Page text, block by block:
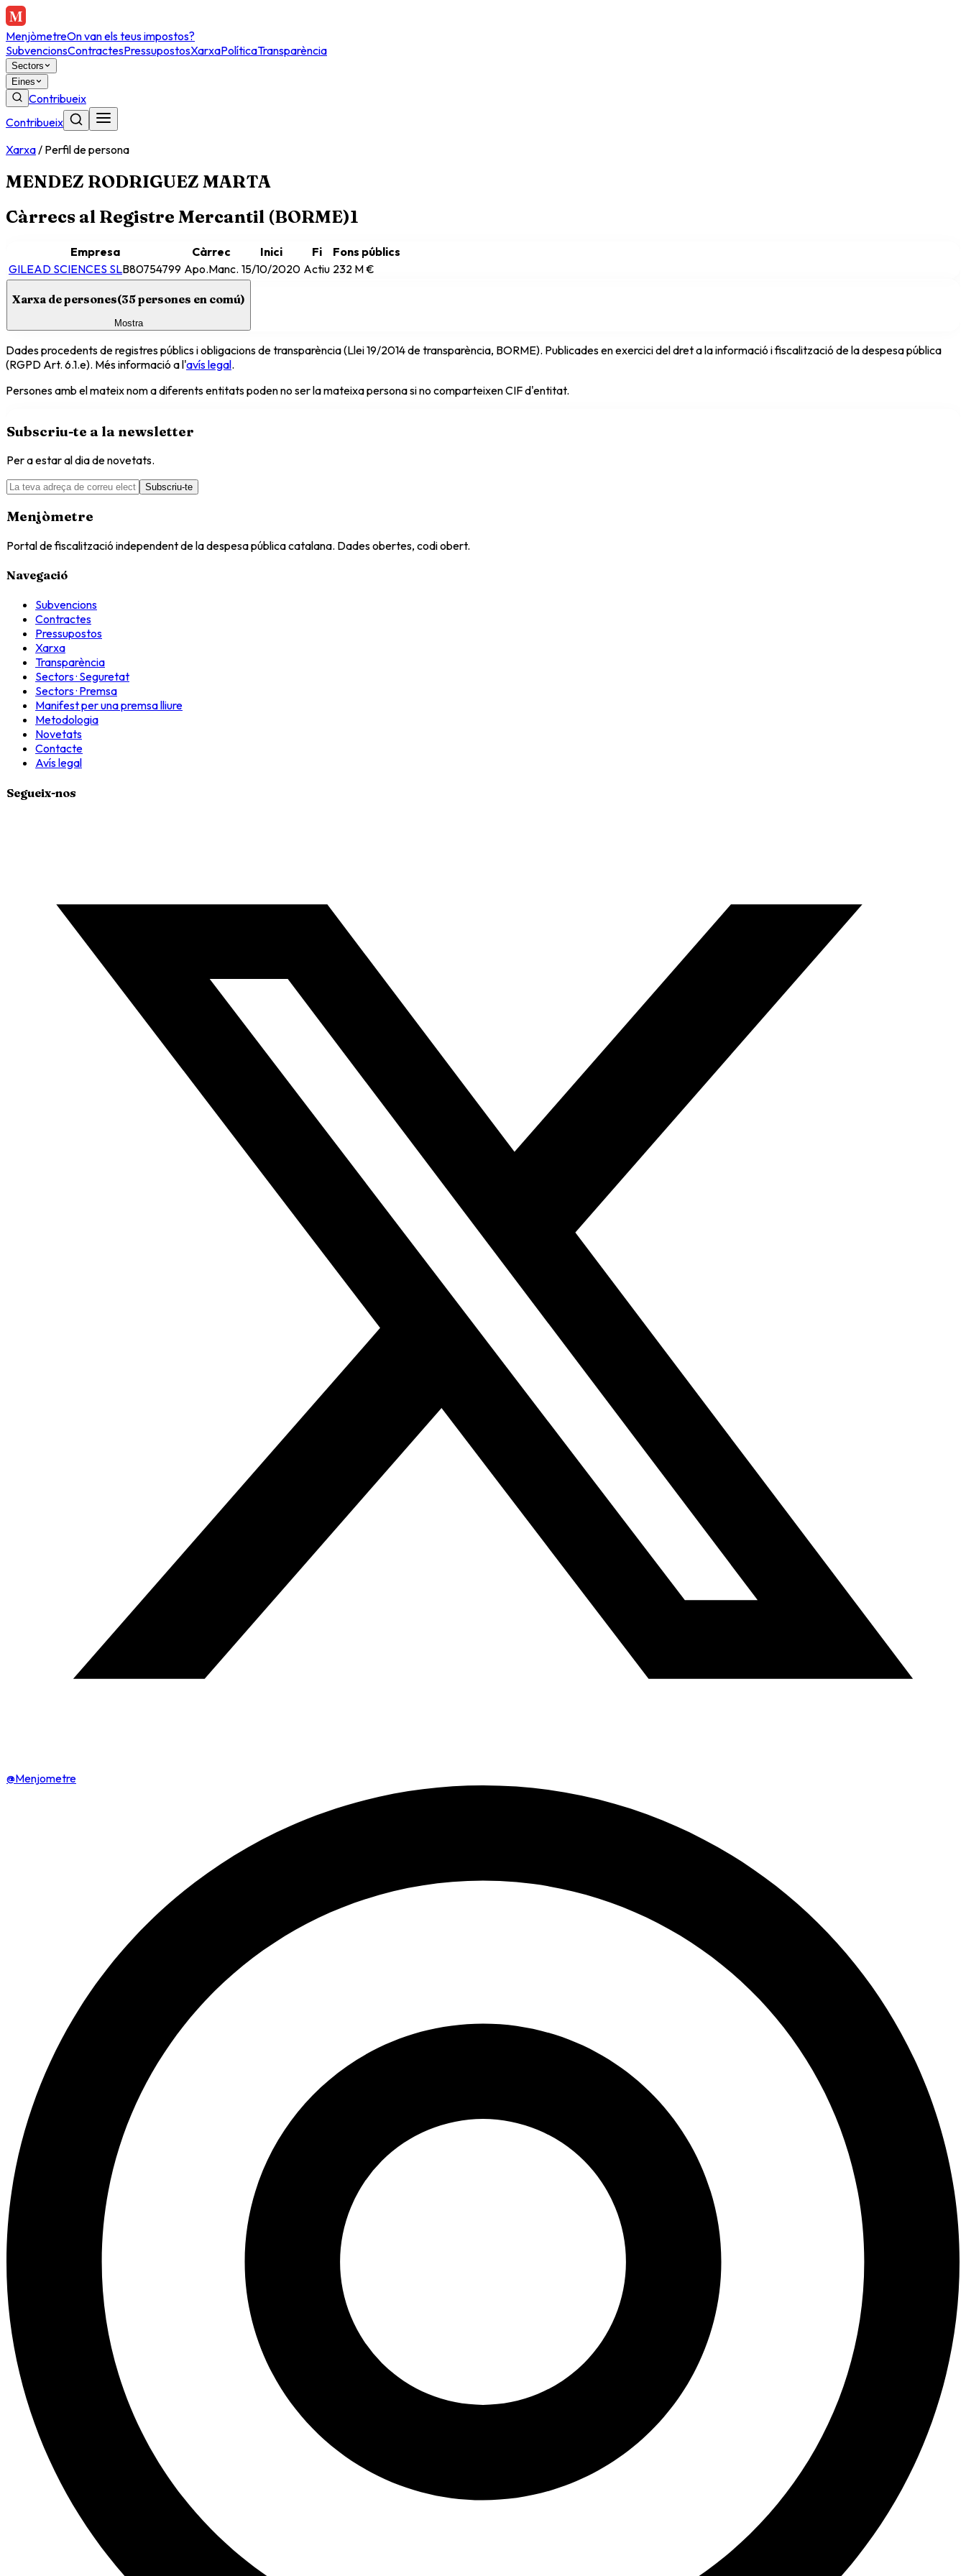
MenjòmetreOn van els teus impostos?
SubvencionsContractesPressupostosXarxaPolíticaTransparència
Sectors
Eines
Contribueix
Contribueix
Xarxa/ Perfil de persona
MENDEZ RODRIGUEZ MARTA
Càrrecs al Registre Mercantil (BORME)1
Empresa Càrrec Inici Fi
Fons públics
GILEAD SCIENCES SLB80754799 Apo.Manc. 15/10/2020 Actiu 232 M €
Xarxa de persones(35persones en comú)
Mostra
Dades procedents de registres públics i obligacions de transparència (Llei 19/2014 de transparència, BORME). Publicades en exercici del dret a la informació i fiscalització de la despesa pública
(RGPD Art. 6.1.e). Més informació a l'avís legal.
Persones amb el mateix nom a diferents entitats poden no ser la mateixa persona si no comparteixen CIF d'entitat.
Subscriu-te a la newsletter
Per a estar al dia de novetats.
Subscriu-te
Menjòmetre
Portal de fiscalització independent de la despesa pública catalana. Dades obertes, codi obert.
Navegació
Subvencions
Contractes
Pressupostos
Xarxa
Transparència
Sectors · Seguretat
Sectors · Premsa
Manifest per una premsa lliure
Metodologia
Novetats
Contacte
Avís legal
Segueix-nos
@Menjometre